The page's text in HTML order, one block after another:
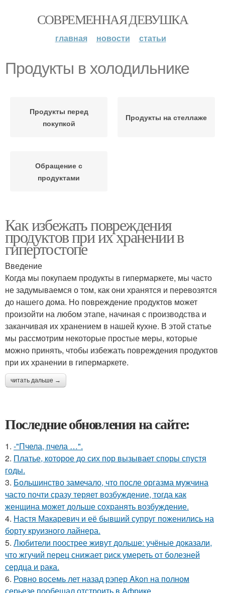
СОВРЕМЕННАЯ ДЕВУШКА
главная новости статьи
Продукты в холодильнике
Продукты перед
покупкой
Продукты на стеллаже
Обращение с
продуктами
Как избежать повреждения
продуктов при их хранении в
гипертостопе
Введение
Когда мы покупаем продукты в гипермаркете, мы часто
не задумываемся о том, как они хранятся и перевозятся
до нашего дома. Но повреждение продуктов может
произойти на любом этапе, начиная с производства и
заканчивая их хранением в нашей кухне. В этой статье
мы рассмотрим некоторые простые меры, которые
можно принять, чтобы избежать повреждения продуктов
при их хранении в гипермаркете.
читать дальше →
Последние обновления на сайте:
1. -"Пчела, пчела …".
2. Платье, которое до сих пор вызывает споры спустя
годы.
3. Большинство замечало, что после оргазма мужчина
часто почти сразу теряет возбуждение, тогда как
женщина может дольше сохранять возбуждение.
4. Настя Макаревич и её бывший супруг поженились на
борту круизного лайнера.
5. Любители поострее живут дольше: учёные доказали,
что жгучий перец снижает риск умереть от болезней
сердца и рака.
6. Ровно восемь лет назад рэпер Akon на полном